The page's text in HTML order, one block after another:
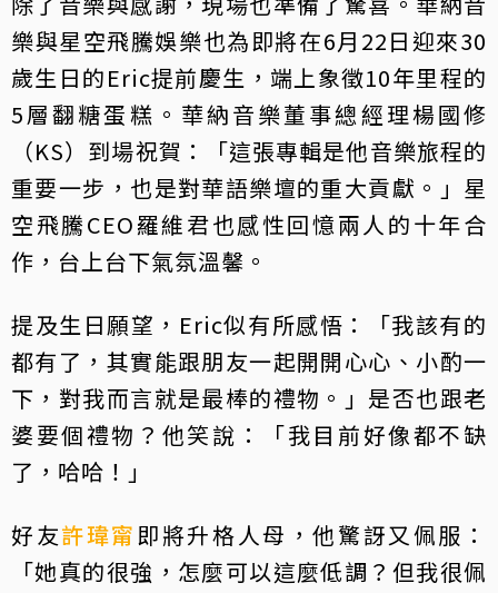
樂與星空飛騰娛樂也為即將在6月22日迎來30
歲生日的Eric提前慶生，端上象徵10年里程的
5層翻糖蛋糕。華納音樂董事總經理楊國修
（KS）到場祝賀：「這張專輯是他音樂旅程的
重要一步，也是對華語樂壇的重大貢獻。」星
空飛騰CEO羅維君也感性回憶兩人的十年合
作，台上台下氣氛溫馨。
提及生日願望，Eric似有所感悟：「我該有的
都有了，其實能跟朋友一起開開心心、小酌一
下，對我而言就是最棒的禮物。」是否也跟老
婆要個禮物？他笑說：「我目前好像都不缺
了，哈哈！」
好友許瑋甯 即將升格人母，他驚訝又佩服：
「她真的很強，怎麼可以這麼低調？但我很佩